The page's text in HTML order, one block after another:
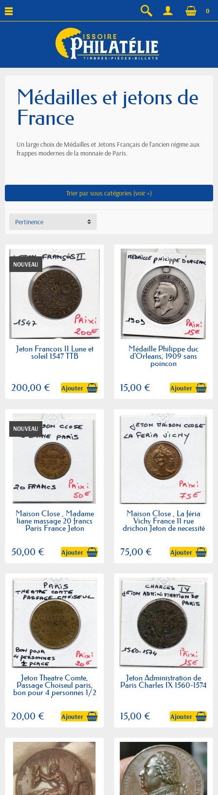
0
Médailles et jetons de
France
Un large choix de Médailles et Jetons Français de l'ancien régime aux
frappes modernes de la monnaie de Paris.
Trier par sous catégories (voir +)
Pertinence
NOUVEAU
Jeton Francois II Lune et
soleil 1547 TTB
200,00 € Ajouter
Médaille Philippe duc
d'Orleans, 1909 sans
poincon
15,00 € Ajouter
NOUVEAU
Maison Close , Madame
liane massage 20 francs
Paris France Jeton
50,00 € Ajouter
Maison Close , La féria
Vichy France 11 rue
drichon Jeton de necessité
75,00 € Ajouter
Jeton Theatre Comte,
Passage Choiseul paris,
bon pour 4 personnes 1/2
place
20,00 € Ajouter
Jeton Administration de
Paris Charles IX 1560-1574
15,00 € Ajouter